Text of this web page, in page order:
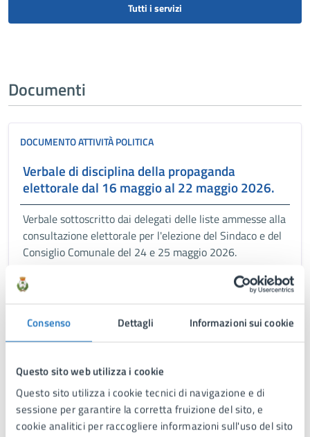
Consenso Dettagli Informazioni sui cookie
Questo sito web utilizza i cookie
Questo sito utilizza i cookie tecnici di navigazione e di
sessione per garantire la corretta fruizione del sito, e
cookie analitici per raccogliere informazioni sull'uso del sito
Tutti i servizi
Documenti
DOCUMENTO ATTIVITÀ POLITICA
Verbale di disciplina della propaganda
elettorale dal 16 maggio al 22 maggio 2026.
Verbale sottoscritto dai delegati delle liste ammesse alla
consultazione elettorale per l'elezione del Sindaco e del
Consiglio Comunale del 24 e 25 maggio 2026.
Orario dell’ufficio elettorale per la
presentazione delle candidature
Orario dell'Ufficio elettorale garantire l’immediato
rilascio, entro 24 ore dalla richiesta, dei certificati di
iscrizione nelle liste elettorali nonché per gli altri
adempimenti connessi alla presentazione delle